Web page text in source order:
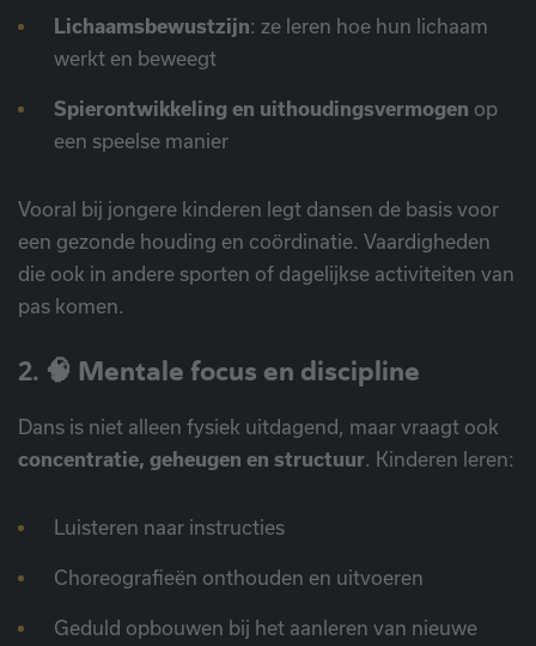
Lichaamsbewustzijn: ze leren hoe hun lichaam
werkt en beweegt
Spierontwikkeling en uithoudingsvermogen op
een speelse manier
Vooral bij jongere kinderen legt dansen de basis voor
een gezonde houding en coördinatie. Vaardigheden
die ook in andere sporten of dagelijkse activiteiten van
pas komen.
2. 🧠 Mentale focus en discipline
Dans is niet alleen fysiek uitdagend, maar vraagt ook
concentratie, geheugen en structuur . Kinderen leren:
Luisteren naar instructies
Choreografieën onthouden en uitvoeren
Geduld opbouwen bij het aanleren van nieuwe